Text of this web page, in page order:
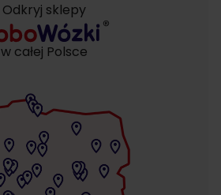
Odkryj sklepy
w całej Polsce